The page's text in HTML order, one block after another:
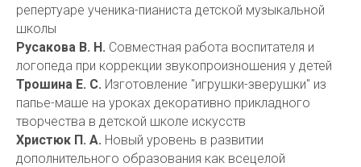
репертуаре ученика-пианиста детской музыкальной
школы
Русакова В. Н. Совместная работа воспитателя и
логопеда при коррекции звукопроизношения у детей
Трошина Е. С. Изготовление "игрушки-зверушки" из
папье-маше на уроках декоративно прикладного
творчества в детской школе искусств
Христюк П. А. Новый уровень в развитии
дополнительного образования как всецелой